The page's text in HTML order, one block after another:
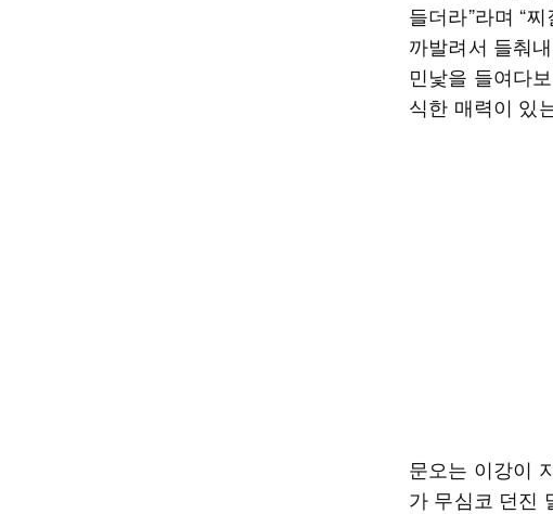
들더라”라며 “
까발려서 들춰
민낯을 들여다
식한 매력이 있
문오는 이강이
가 무심코 던진